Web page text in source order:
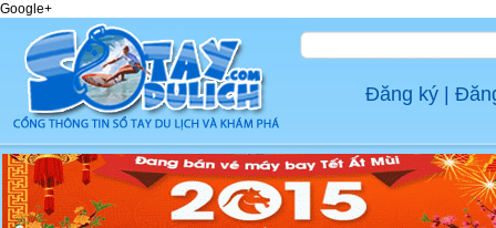
Google+
Đăng ký